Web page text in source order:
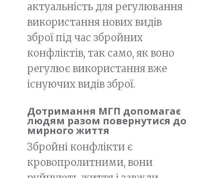
актуальність для регулювання
використання нових видів
зброї під час збройних
конфліктів, так само, як воно
регулює використання вже
існуючих видів зброї.
Дотримання МГП допомагає
людям разом повернутися до
мирного життя
Збройні конфлікти є
кровопролитними, вони